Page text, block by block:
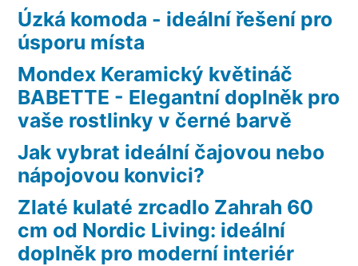
Úzká komoda - ideální řešení pro
úsporu místa
Mondex Keramický květináč
BABETTE - Elegantní doplněk pro
vaše rostlinky v černé barvě
Jak vybrat ideální čajovou nebo
nápojovou konvici?
Zlaté kulaté zrcadlo Zahrah 60
cm od Nordic Living: ideální
doplněk pro moderní interiér